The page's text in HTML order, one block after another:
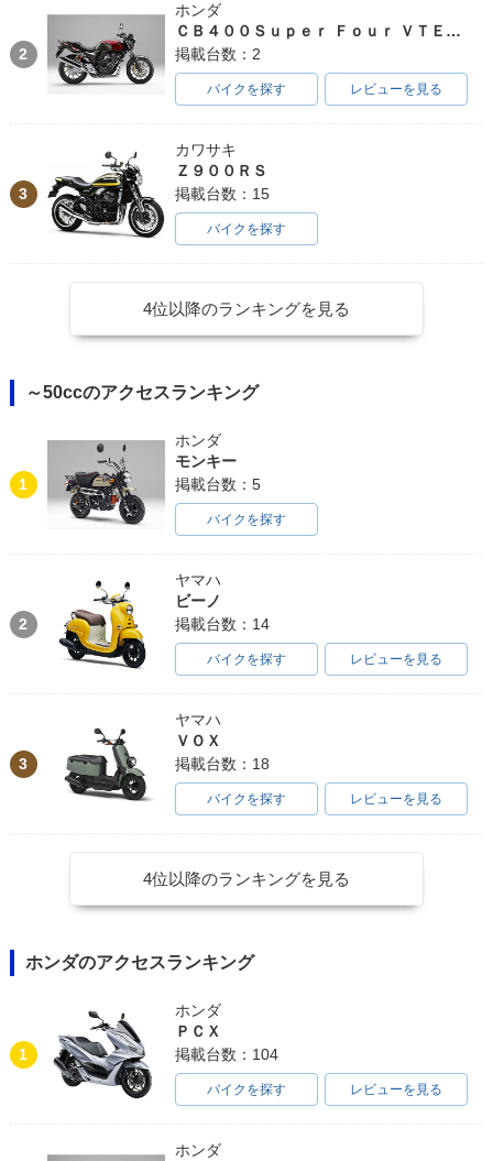
2
ホンダ
ＣＢ４００Ｓｕｐｅｒ Ｆｏｕｒ ＶＴＥＣ ＳＰＥＣ３
掲載台数：2
バイクを探す レビューを見る
3
カワサキ
Ｚ９００ＲＳ
掲載台数：15
バイクを探す
4位以降のランキングを見る
～50ccのアクセスランキング
1
ホンダ
モンキー
掲載台数：5
バイクを探す
2
ヤマハ
ビーノ
掲載台数：14
バイクを探す レビューを見る
3
ヤマハ
ＶＯＸ
掲載台数：18
バイクを探す レビューを見る
4位以降のランキングを見る
ホンダのアクセスランキング
1
ホンダ
ＰＣＸ
掲載台数：104
バイクを探す レビューを見る
ホンダ